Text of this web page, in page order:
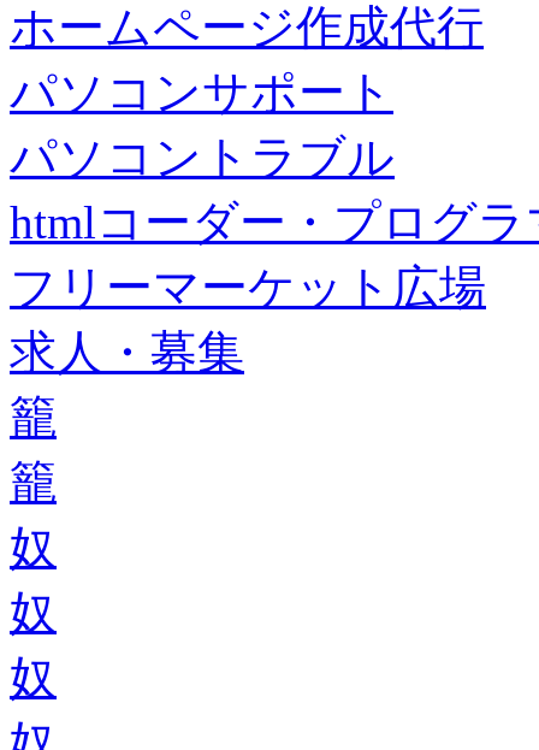
ホームページ作成代行
パソコンサポート
パソコントラブル
htmlコーダー・プログラ
フリーマーケット広場
求人・募集
籠
籠
奴
奴
奴